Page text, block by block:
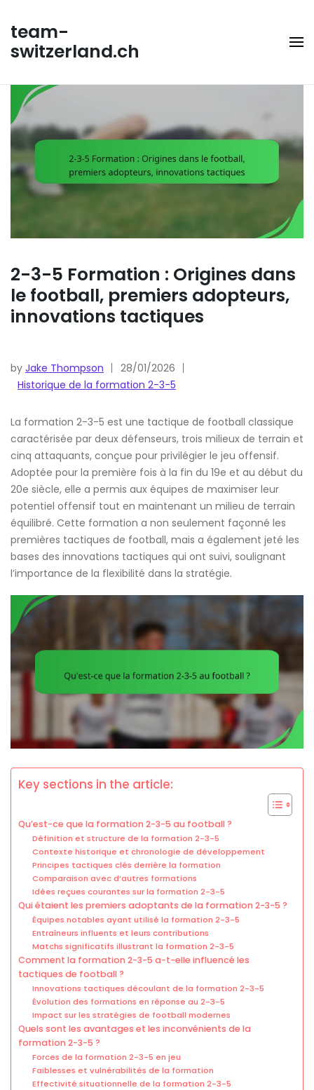
content
team-
switzerland.ch
2-3-5 Formation : Origines dans
le football, premiers adopteurs,
innovations tactiques
by Jake Thompson
28/01/2026
Historique de la formation 2-3-5
La formation 2-3-5 est une tactique de football classique
caractérisée par deux défenseurs, trois milieux de terrain et
cinq attaquants, conçue pour privilégier le jeu offensif.
Adoptée pour la première fois à la fin du 19e et au début du
20e siècle, elle a permis aux équipes de maximiser leur
potentiel offensif tout en maintenant un milieu de terrain
équilibré. Cette formation a non seulement façonné les
premières tactiques de football, mais a également jeté les
bases des innovations tactiques qui ont suivi, soulignant
l’importance de la flexibilité dans la stratégie.
Key sections in the article:
Qu’est-ce que la formation 2-3-5 au football ?
Définition et structure de la formation 2-3-5
Contexte historique et chronologie de développement
Principes tactiques clés derrière la formation
Comparaison avec d’autres formations
Idées reçues courantes sur la formation 2-3-5
Qui étaient les premiers adoptants de la formation 2-3-5 ?
Équipes notables ayant utilisé la formation 2-3-5
Entraîneurs influents et leurs contributions
Matchs significatifs illustrant la formation 2-3-5
Comment la formation 2-3-5 a-t-elle influencé les
tactiques de football ?
Innovations tactiques découlant de la formation 2-3-5
Évolution des formations en réponse au 2-3-5
Impact sur les stratégies de football modernes
Quels sont les avantages et les inconvénients de la
formation 2-3-5 ?
Forces de la formation 2-3-5 en jeu
Faiblesses et vulnérabilités de la formation
Effectivité situationnelle de la formation 2-3-5